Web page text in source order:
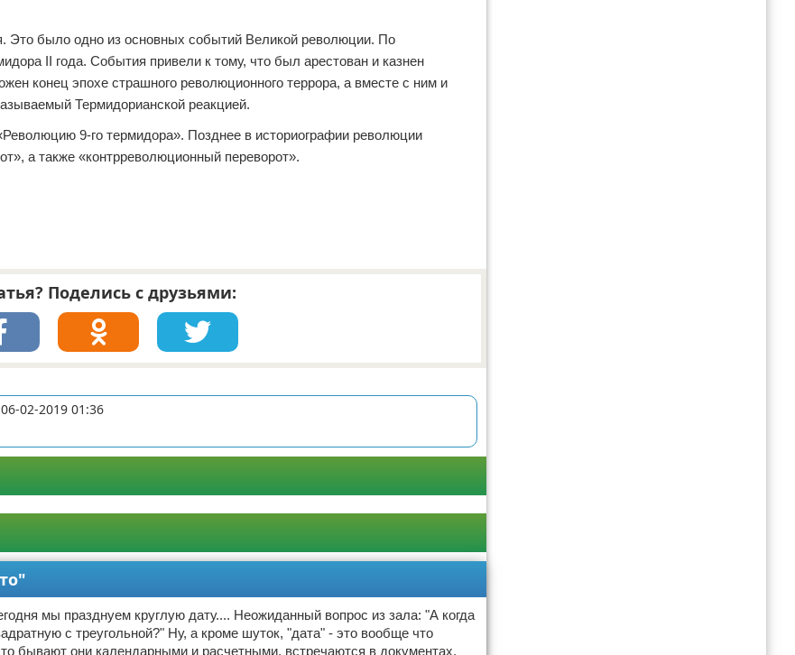
Это было одно из основных событий Великой революции. По
II года. События привели к тому, что был арестован и казнен
конец эпохе страшного революционного террора, а вместе с ним и
Термидорианской реакцией.
9-го термидора». Позднее в историографии революции
а также «контрреволюционный переворот».
Поделись с друзьями:
06-02-2019 01:36
мы празднуем круглую дату.... Неожиданный вопрос из зала: "А когда
с треугольной?" Ну, а кроме шуток, "дата" - это вообще что
бывают они календарными и расчетными, встречаются в документах,